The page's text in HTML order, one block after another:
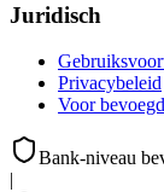
Juridisch
Privacybeleid
Voor
Bank-niveau
|